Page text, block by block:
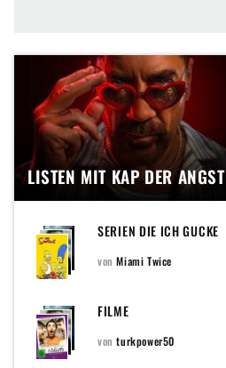
LISTEN MIT KAP DER ANGST
SERIEN DIE ICH GUCKE
vonMiami Twice
FILME
vonturkpower50